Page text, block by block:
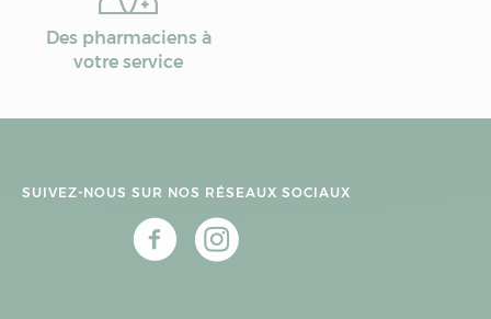
Des pharmaciens à
votre service
SUIVEZ-NOUS SUR NOS RÉSEAUX SOCIAUX